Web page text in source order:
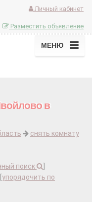
Личный кабинет
Разместить объявление
МЕНЮ
в
снять комнату
поиск
упорядочить по